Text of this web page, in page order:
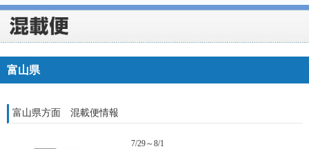
富山県
富山県方面 混載便情報
7/29～8/1